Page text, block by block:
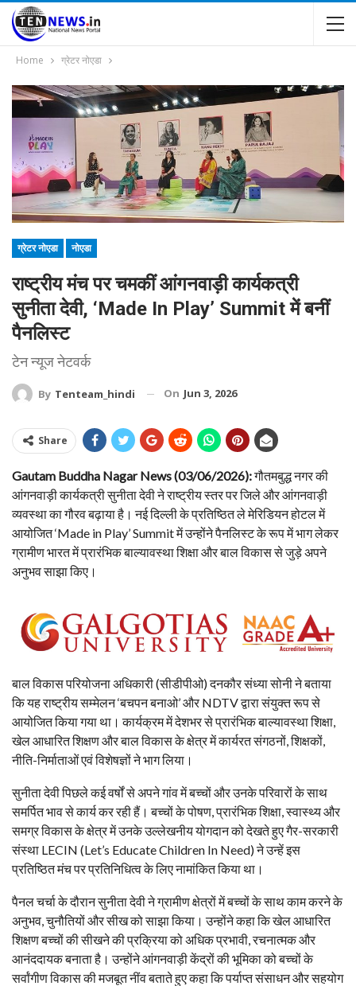
Home ग्रेटर नोएडा
ग्रेटर नोएडा नोएडा
राष्ट्रीय मंच पर चमकीं आंगनवाड़ी कार्यकत्री
सुनीता देवी, ‘Made In Play’ Summit में बनीं
पैनलिस्ट
टेन न्यूज नेटवर्क
By Tenteam_hindi On Jun 3, 2026
Share
Gautam Buddha Nagar News (03/06/2026):गौतमबुद्ध नगर की
आंगनवाड़ी कार्यकत्री सुनीता देवी ने राष्ट्रीय स्तर पर जिले और आंगनवाड़ी
व्यवस्था का गौरव बढ़ाया है। नई दिल्ली के प्रतिष्ठित ले मेरिडियन होटल में
आयोजित ‘Made in Play’ Summit में उन्होंने पैनलिस्ट के रूप में भाग लेकर
ग्रामीण भारत में प्रारंभिक बाल्यावस्था शिक्षा और बाल विकास से जुड़े अपने
अनुभव साझा किए।
बाल विकास परियोजना अधिकारी (सीडीपीओ) दनकौर संध्या सोनी ने बताया
कि यह राष्ट्रीय सम्मेलन ‘बचपन बनाओ’ और NDTV द्वारा संयुक्त रूप से
आयोजित किया गया था। कार्यक्रम में देशभर से प्रारंभिक बाल्यावस्था शिक्षा,
खेल आधारित शिक्षण और बाल विकास के क्षेत्र में कार्यरत संगठनों, शिक्षकों,
नीति-निर्माताओं एवं विशेषज्ञों ने भाग लिया।
सुनीता देवी पिछले कई वर्षों से अपने गांव में बच्चों और उनके परिवारों के साथ
समर्पित भाव से कार्य कर रही हैं। बच्चों के पोषण, प्रारंभिक शिक्षा, स्वास्थ्य और
समग्र विकास के क्षेत्र में उनके उल्लेखनीय योगदान को देखते हुए गैर-सरकारी
संस्था LECIN (Let’s Educate Children In Need) ने उन्हें इस
प्रतिष्ठित मंच पर प्रतिनिधित्व के लिए नामांकित किया था।
पैनल चर्चा के दौरान सुनीता देवी ने ग्रामीण क्षेत्रों में बच्चों के साथ काम करने के
अनुभव, चुनौतियों और सीख को साझा किया। उन्होंने कहा कि खेल आधारित
शिक्षण बच्चों की सीखने की प्रक्रिया को अधिक प्रभावी, रचनात्मक और
आनंददायक बनाता है। उन्होंने आंगनवाड़ी केंद्रों की भूमिका को बच्चों के
सर्वांगीण विकास की मजबूत नींव बताते हुए कहा कि पर्याप्त संसाधन और सहयोग